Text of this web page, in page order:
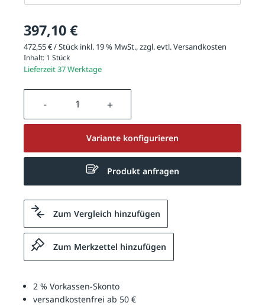
397,10 €
472,55 € / Stück inkl. 19 % MwSt., zzgl. evtl.Versandkosten
Inhalt: 1 Stück
Lieferzeit 37 Werktage
Produkt Anzahl: Gib den
Variante konfigurieren
Produkt anfragen
Zum Vergleich hinzufügen
Zum Merkzettel hinzufügen
2 % Vorkassen-Skonto
versandkostenfrei ab 50 €